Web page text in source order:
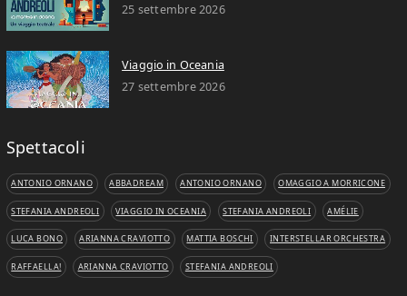
25 settembre 2026
Viaggio in Oceania
27 settembre 2026
Spettacoli
ANTONIO ORNANO ABBADREAM ANTONIO ORNANO OMAGGIO A MORRICONE
STEFANIA ANDREOLI VIAGGIO IN OCEANIA STEFANIA ANDREOLI AMÉLIE
LUCA BONO ARIANNA CRAVIOTTO MATTIA BOSCHI INTERSTELLAR ORCHESTRA
RAFFAELLA! ARIANNA CRAVIOTTO STEFANIA ANDREOLI